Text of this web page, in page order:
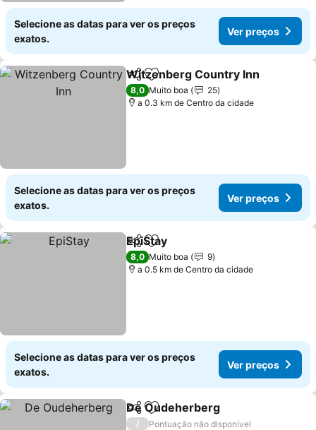
Selecione as datas para ver os preços
exatos.
Ver preços
PartilharAdicionar aos favoritos
Witzenberg Country Inn
8,0 Muito boa
25
a 0.3 km de Centro da cidade
Selecione as datas para ver os preços
exatos.
Ver preços
PartilharAdicionar aos favoritos
EpiStay
8,0 Muito boa
9
a 0.5 km de Centro da cidade
Selecione as datas para ver os preços
exatos.
Ver preços
PartilharAdicionar aos favoritos
De Oudeherberg
/
Pontuação não disponível